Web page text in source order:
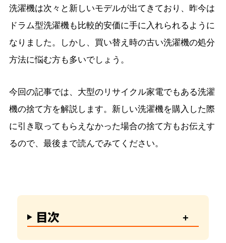
洗濯機は次々と新しいモデルが出てきており、昨今は
ドラム型洗濯機も比較的安価に手に入れられるように
なりました。しかし、買い替え時の古い洗濯機の処分
方法に悩む方も多いでしょう。
今回の記事では、大型のリサイクル家電でもある洗濯
機の捨て方を解説します。新しい洗濯機を購入した際
に引き取ってもらえなかった場合の捨て方もお伝えす
るので、最後まで読んでみてください。
目次